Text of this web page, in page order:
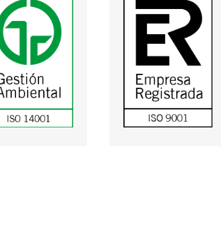
Mantenimiento.
adscritos al
CSIPS de C.
Valenciana
(descargar)
del Mantenimiento.
Edificios adscritos al
CSIPS de C.
Valenciana
(descargar)